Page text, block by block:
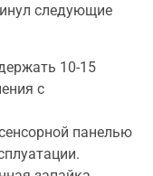
следующие
10-15
с
панелью